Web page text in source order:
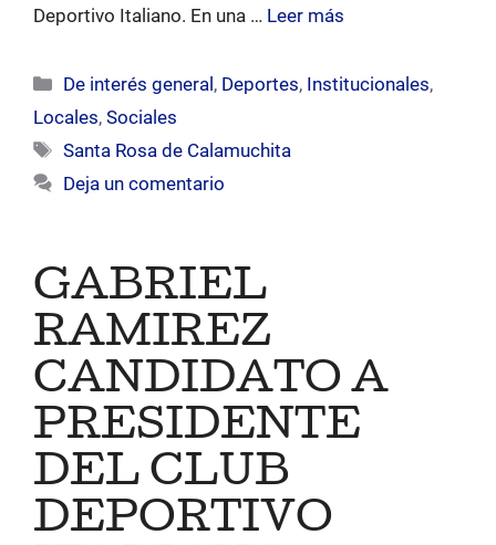
Deportivo Italiano. En una … Leer más
Categorías
De interés general, Deportes, Institucionales,
Locales, Sociales
Etiquetas
Santa Rosa de Calamuchita
Deja un comentario
GABRIEL
RAMIREZ
CANDIDATO A
PRESIDENTE
DEL CLUB
DEPORTIVO